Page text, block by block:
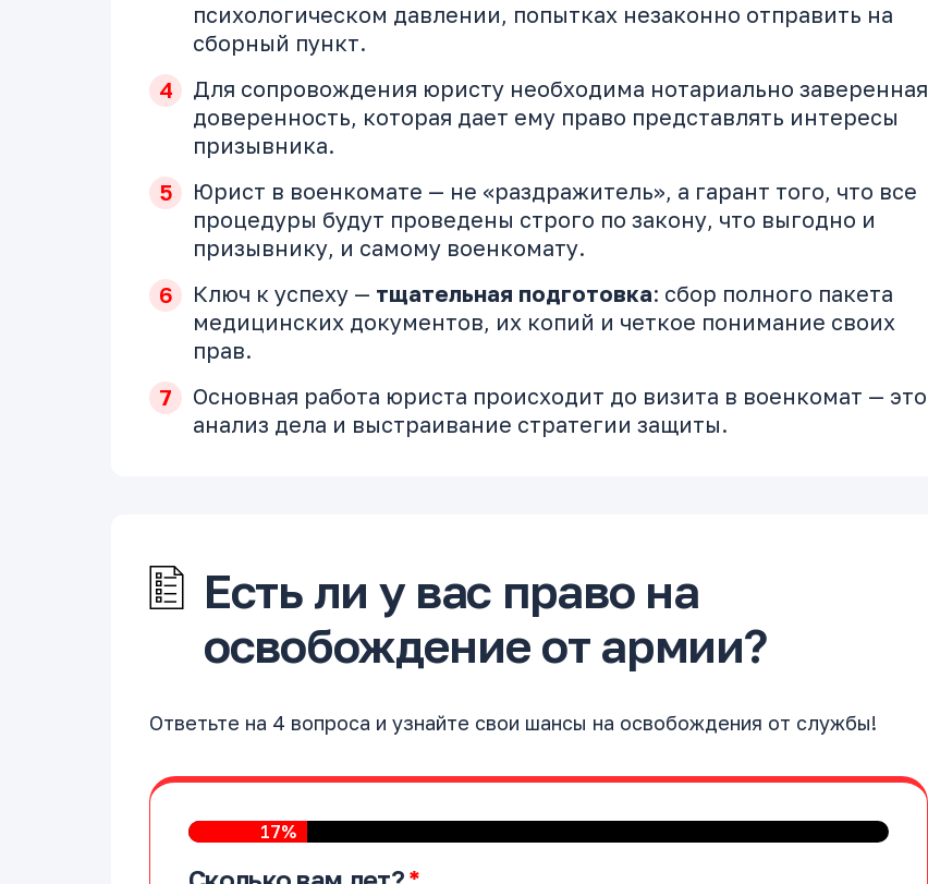
психологическом давлении, попытках незаконно отправить на
сборный пункт.
Для сопровождения юристу необходима нотариально заверенная
доверенность, которая дает ему право представлять интересы
призывника.
Юрист в военкомате — не «раздражитель», а гарант того, что все
процедуры будут проведены строго по закону, что выгодно и
призывнику, и самому военкомату.
Ключ к успеху — тщательная подготовка: сбор полного пакета
медицинских документов, их копий и четкое понимание своих
прав.
Основная работа юриста происходит до визита в военкомат — это
анализ дела и выстраивание стратегии защиты.
Есть ли у вас право на
освобождение от армии?
Ответьте на 4 вопроса и узнайте свои шансы на освобождения от службы!
17%